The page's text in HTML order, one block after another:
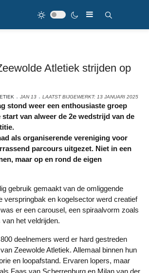
Atletiek strijden op
JAN 13 LAATST BIJGEWERKT: 13 JANUARI 2025
start van alweer de 2e wedstrijd van de
als organiserende vereniging voor
parcours uitgezet. Niet in een
maar op en rond de eigen
verspringbak en kogelsector werd creatief
er een carousel, een spiraalvorm zoals
het veldrijden.
Zeewolde Atletiek. Allemaal binnen hun
en loopafstand. Ervaren lopers, maar
Faas van Scherrenburg en Milan van der